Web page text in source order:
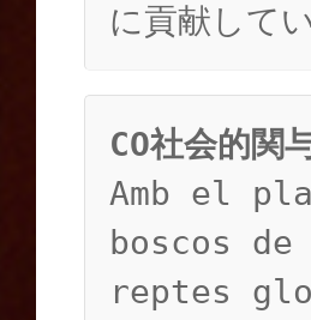
に貢献して
CO社会的関
Amb el
boscos
reptes